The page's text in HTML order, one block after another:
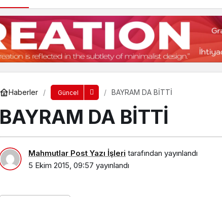
Haberler Güncel BAYRAM DA BİTTİ
BAYRAM DA BİTTİ
Mahmutlar Post Yazı İşleri tarafından yayınlandı
5 Ekim 2015, 09:57 yayınlandı